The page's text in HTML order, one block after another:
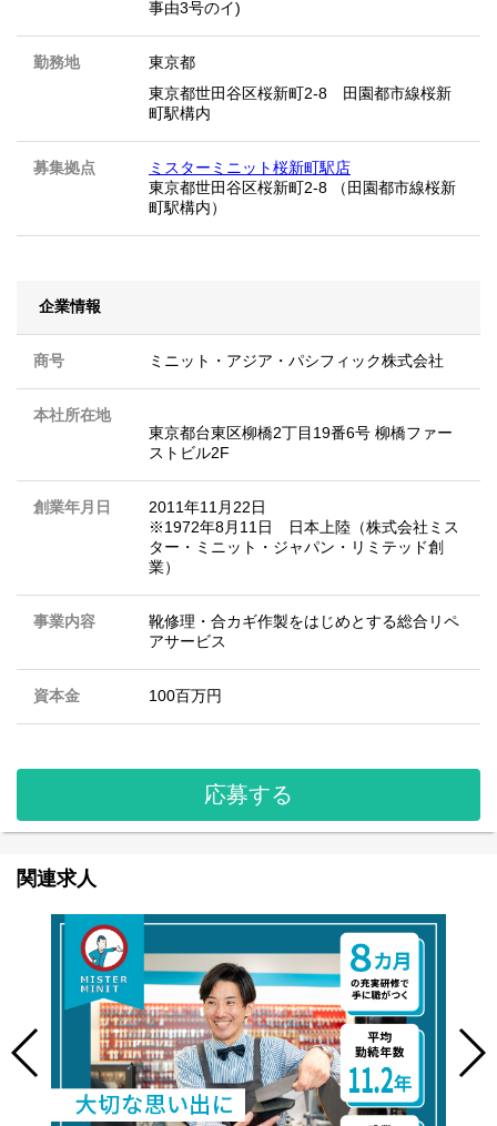
事由3号のイ)
勤務地
東京都
東京都世田谷区桜新町2-8 田園都市線桜新
町駅構内
募集拠点
ミスターミニット桜新町駅店
東京都世田谷区桜新町2-8 （田園都市線桜新
町駅構内）
企業情報
商号 ミニット・アジア・パシフィック株式会社
本社所在地
東京都台東区柳橋2丁目19番6号 柳橋ファー
ストビル2F
創業年月日
2011年11月22日
※1972年8月11日 日本上陸（株式会社ミス
ター・ミニット・ジャパン・リミテッド創
業）
事業内容
靴修理・合カギ作製をはじめとする総合リペ
アサービス
資本金 100百万円
応募する
関連求人